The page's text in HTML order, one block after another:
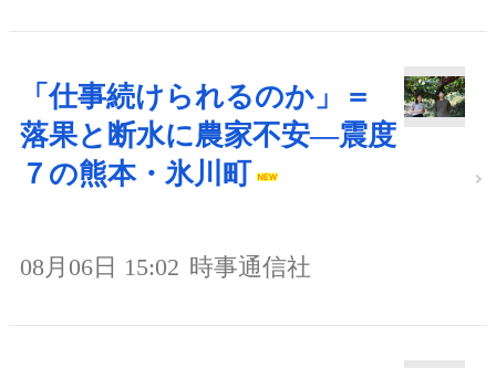
「仕事続けられるのか」＝
落果と断水に農家不安―震度
７の熊本・氷川町
08月06日 15:02 時事通信社